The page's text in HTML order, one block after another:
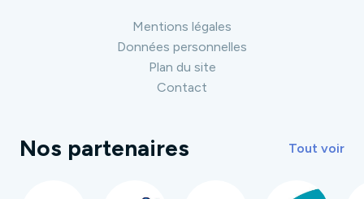
Mentions légales
Données personnelles
Plan du site
Contact
Nos partenaires Tout voir